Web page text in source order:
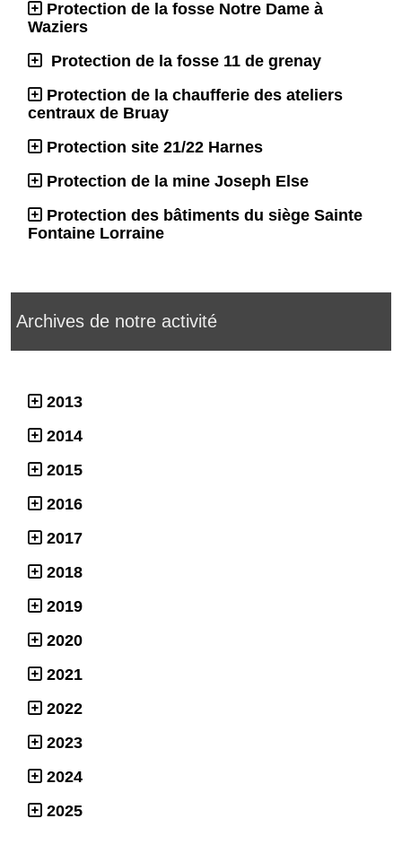
Protection de la fosse Notre Dame à
Waziers
Protection de la fosse 11 de grenay
Protection de la chaufferie des ateliers
centraux de Bruay
Protection site 21/22 Harnes
Protection de la mine Joseph Else
Protection des bâtiments du siège Sainte
Fontaine Lorraine
Archives de notre activité
2013
2014
2015
2016
2017
2018
2019
2020
2021
2022
2023
2024
2025